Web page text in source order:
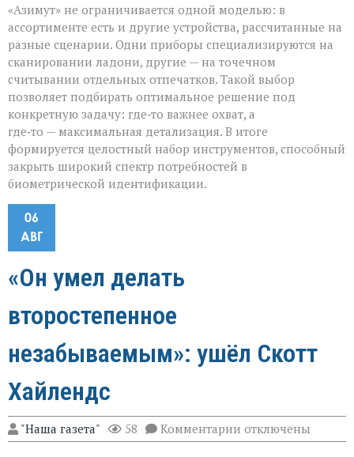
«Азимут» не ограничивается одной моделью: в
ассортименте есть и другие устройства, рассчитанные на
разные сценарии. Одни приборы специализируются на
сканировании ладони, другие — на точечном
считывании отдельных отпечатков. Такой выбор
позволяет подбирать оптимальное решение под
конкретную задачу: где‑то важнее охват, а
где‑то — максимальная детализация. В итоге
формируется целостный набор инструментов, способный
закрыть широкий спектр потребностей в
биометрической идентификации.
06
АВГ
«Он умел делать
второстепенное
незабываемым»: ушёл Скотт
Хайлендс
"Наша газета" 58 Комментарии к
записи
отключены